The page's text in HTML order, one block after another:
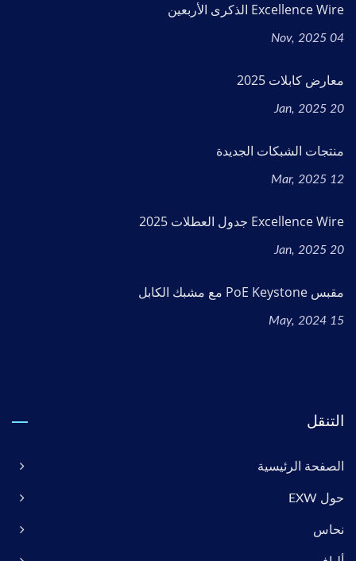
Excellence Wire الذكرى الأربعين
04 Nov, 2025
معارض كابلات 2025
20 Jan, 2025
منتجات الشبكات الجديدة
12 Mar, 2025
Excellence Wire جدول العطلات 2025
20 Jan, 2025
مقبس PoE Keystone مع مشبك الكابل
15 May, 2024
التنقل
الصفحة الرئيسية
حول EXW
نحاس